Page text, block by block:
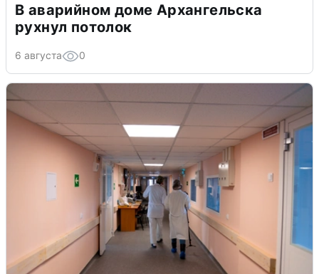
В аварийном доме Архангельска
рухнул потолок
6 августа 0